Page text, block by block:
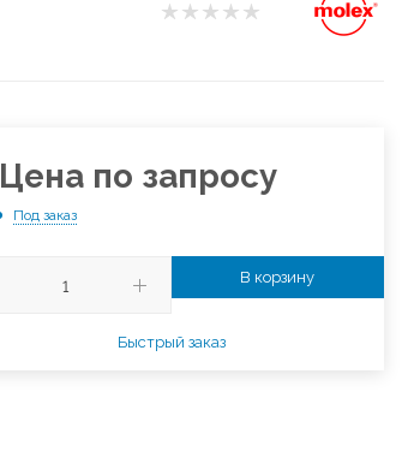
Цена по запросу
Под заказ
В корзину
Быстрый заказ